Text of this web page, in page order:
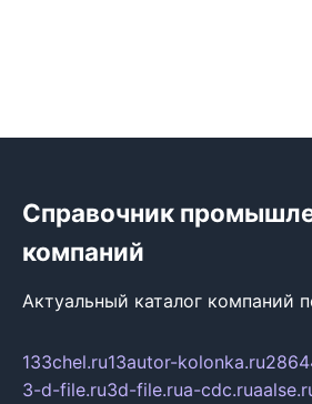
Справочник
компаний
Актуальный каталог компаний
133chel.ru13autor-kolonka.ru
3-d-file.ru3d-file.rua-cdc.ru